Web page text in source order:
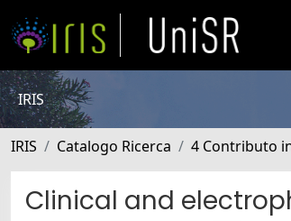
IRIS
IRIS Catalogo Ricerca 4 Contributo
Clinical and